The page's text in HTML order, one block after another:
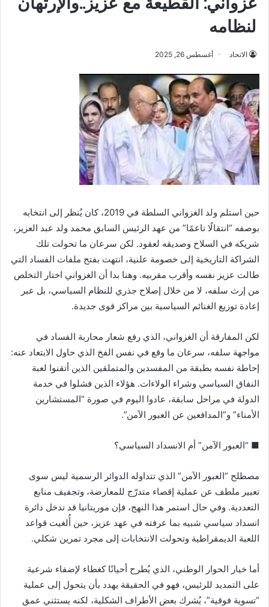
لنظامه
الاتحاد أغسطس 26, 2025
حين استلم ولد الغزواني السلطة في 2019، كان يُنظر إلى انتخابه
بوصفه “انتقالًا ناعمًا” من عهد الرئيس السابق محمد ولد عبد العزيز،
شريكه في السلاح وصديقه لعقود. لكن سرعان ما تحولت تلك
الشراكة التاريخية إلى خصومة علنية، انتهت بفتح ملفات الفساد التي
طالت عزيز نفسه وأقرب مقربيه. وهنا بدا أن الغزواني اختار التخلص
من إرث سلفه، لا من خلال إصلاح جذري للنظام السياسي، بل عبر
إعادة توزيع الغنائم السياسية بين مراكز قوى جديدة.
لكن المفارقة أن الغزواني، الذي رفع شعار محاربة الفساد في
مواجهة سلفه، سرعان ما وقع في نفس الفخ الذي حاول الابتعاد عنه:
إحاطة نفسه بطبقة من المفسدين والمتملقين الذين أتقنوا لعبة
النفاق السياسي وشراء الولاءات. هؤلاء الذين فشلوا في خدمة
الدولة في مراحل سابقة، عادوا اليوم في صورة “المستشارين
الأمناء” و”المدافعين عن العبور الآمن”.
■ “العبور الآمن” أم الانسداد السياسي؟
مصطلح “العبور الآمن” الذي تتداوله الدوائر الرسمية ليس سوى
تعبير ملطف عن عملية إقصاء متدرّج للمعارضة، وتجفيف منابع
التعددية. وفي حال استمر هذا النهج، فإن موريتانيا قد تدخل دائرة
انسداد سياسي شبيه بما عرفته في عهد عزيز، حين أُلغيت قواعد
اللعبة الديمقراطية وتحولت الانتخابات إلى مجرد تمرين شكلي.
أما خيار الحوار الوطني، الذي يُطرح أحيانًا كغطاء لإضفاء شرعية
على التمديد للرئيس، فهو في الحقيقة يهدد بأن يتحول إلى عملية
“تسوية فوقية”، يُشرك بعض الأطراف الشكلية، لكنه يستثني عمق